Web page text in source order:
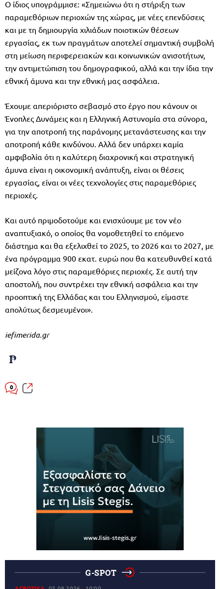
Ο ίδιος υπογράμμισε: «Σημειώνω ότι η στήριξη των
παραμεθόριων περιοχών της χώρας, με νέες επενδύσεις
και με τη δημιουργία χιλιάδων ποιοτικών θέσεων
εργασίας, εκ των πραγμάτων αποτελεί σημαντική συμβολή
στη μείωση περιφερειακών και κοινωνικών ανισοτήτων,
την αντιμετώπιση του δημογραφικού, αλλά και την ίδια την
εθνική άμυνα και την εθνική μας ασφάλεια.
Έχουμε απεριόριστο σεβασμό στο έργο που κάνουν οι
Ένοπλες Δυνάμεις και η Ελληνική Αστυνομία στα σύνορα,
για την αποτροπή της παράνομης μετανάστευσης και την
αποτροπή κάθε κινδύνου. Αλλά δεν υπάρχει καμία
αμφιβολία ότι η καλύτερη διαχρονική και στρατηγική
άμυνα είναι η οικονομική ανάπτυξη, είναι οι θέσεις
εργασίας, είναι οι νέες τεχνολογίες στις παραμεθόριες
περιοχές.
Και αυτό πριμοδοτούμε και ενισχύουμε με τον νέο
αναπτυξιακό, ο οποίος θα νομοθετηθεί το επόμενο
διάστημα και θα εξελιχθεί το 2025, το 2026 και το 2027, με
ένα πρόγραμμα 900 εκατ. ευρώ που θα κατευθυνθεί κατά
μείζονα λόγο στις παραμεθόριες περιοχές. Σε αυτή την
αποστολή, που συντρέχει την εθνική ασφάλεια και την
προοπτική της Ελλάδας και του Ελληνισμού, είμαστε
απολύτως δεσμευμένοι».
iefimerida.gr
0
G-SPOT